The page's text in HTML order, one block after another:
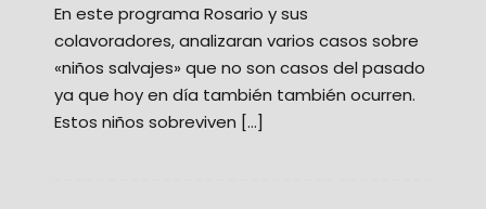
En este programa Rosario y sus
colavoradores, analizaran varios casos sobre
«niños salvajes» que no son casos del pasado
ya que hoy en día también también ocurren.
Estos niños sobreviven […]